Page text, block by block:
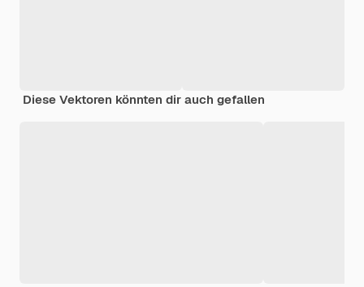
Diese Vektoren könnten dir auch gefallen